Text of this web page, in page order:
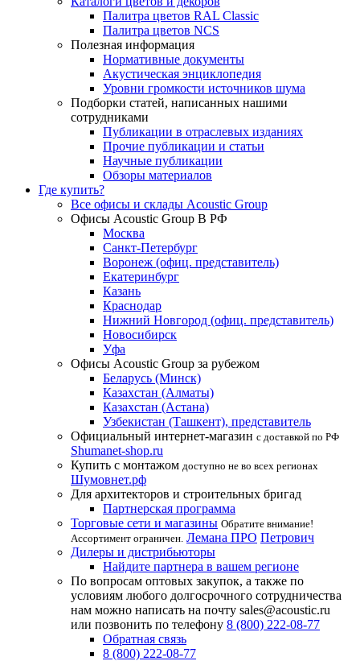
Палитра цветов RAL Сlassic
Палитра цветов NCS
Полезная информация
Нормативные документы
Акустическая энциклопедия
Уровни громкости источников шума
Подборки статей, написанных нашими
сотрудниками
Публикации в отраслевых изданиях
Прочие публикации и статьи
Научные публикации
Обзоры материалов
Где купить?
Все офисы и склады Acoustic Group
Офисы Acoustic Group В РФ
Москва
Санкт-Петербург
Воронеж (офиц. представитель)
Екатеринбург
Казань
Краснодар
Нижний Новгород (офиц. представитель)
Новосибирск
Уфа
Офисы Acoustic Group за рубежом
Беларусь (Минск)
Казахстан (Алматы)
Казахстан (Астана)
Узбекистан (Ташкент), представитель
Официальный интернет-магазин с доставкой по РФ
Shumanet-shop.ru
Купить с монтажом доступно не во всех регионах
Шумовнет.рф
Для архитекторов и строительных бригад
Партнерская программа
Торговые сети и магазины Обратите внимание!
Ассортимент ограничен. Лемана ПРО Петрович
Дилеры и дистрибьюторы
Найдите партнера в вашем регионе
По вопросам оптовых закупок, а также по
условиям любого долгосрочного сотрудничества
нам можно написать на почту sales@acoustic.ru
или позвонить по телефону 8 (800) 222-08-77
Обратная связь
8 (800) 222-08-77